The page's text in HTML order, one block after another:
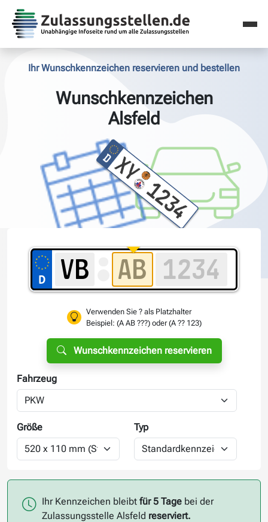
Ihr Wunschkennzeichen reservieren und bestellen
Wunschkennzeichen
Alsfeld
Verwenden Sie ? als Platzhalter
Beispiel: (A AB ???) oder (A ?? 123)
Wunschkennzeichen reservieren
Fahrzeug
Größe Typ
Ihr Kennzeichen bleibtfür 5 Tage bei der
Zulassungsstelle Alsfeld reserviert.